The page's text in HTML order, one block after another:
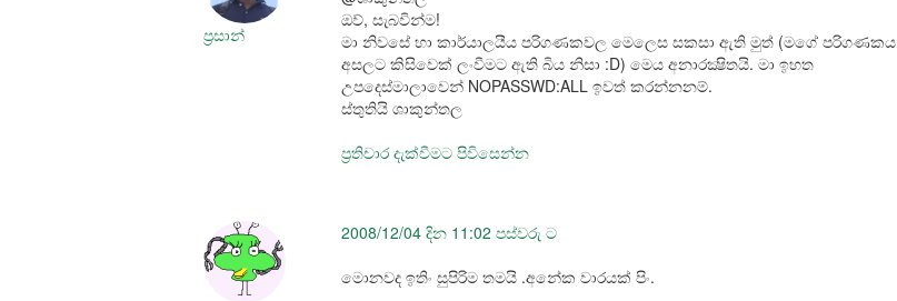
ප්‍රසාන්
ඔව්, සැබවින්ම!
මා නිවසේ හා කාර්යාලයීය පරිගණකවල මෙලෙස සකසා ඇති මුත් (මගේ පරිගණකය
අසලට කිසිවෙක් ලංවීමට ඇති බිය නිසා :D) මෙය අනාරක්‍ෂිතයි. මා ඉහත
උපදෙස්මාලාවෙන් NOPASSWD:ALL ඉවත් කරන්නනම්.
ස්තුතියි ශාකුන්තල
ප්‍රතිචාර දැක්වීමට පිවිසෙන්න
2008/12/04 දින 11:02 පස්වරු ට
මොනවද ඉතිං සුපිරිම තමයි .අනේක වාරයක් පිං.